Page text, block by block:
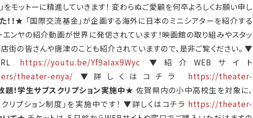
をモットーに精進していきます！ 変わらぬご愛顧を何卒よろしくお願い申し
！！★ 「国際交流基金」が企画する海外に日本のミニシアターを紹介する
ーエンヤの紹介動画が世界に発信されています！映画館の取り組みやスタッ
街の皆さんや唐津のことも紹介されていますので、是非ご覧ください。 ▼
https://youtu.be/Yf9aIax9Wyc ▼紹介WEBサイト
theater-enya/ ▼詳しくはコチラ https://theater-
！学生サブスクリプション実施中★ 佐賀県内の小中高校生を対象に、
リプション制度」を実施中です！ ▼詳しくはコチラ https://theater-